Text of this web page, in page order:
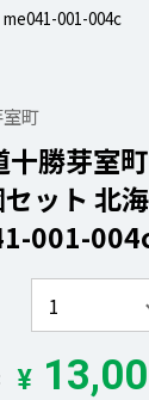
001-004c
町
十勝芽室
ット 北
001-
¥